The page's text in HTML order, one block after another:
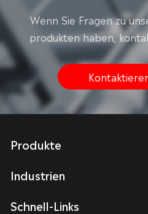
Wenn Sie Fragen zu
produkten haben,
Produkte
Industrien
Schnell-Links